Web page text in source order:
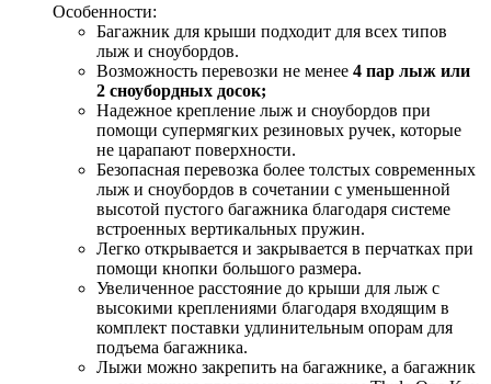
Особенности:
Багажник для крыши подходит для всех типов
лыж и сноубордов.
Возможность перевозки не менее 4 пар лыж или
2 сноубордных досок;
Надежное крепление лыж и сноубордов при
помощи супермягких резиновых ручек, которые
не царапают поверхности.
Безопасная перевозка более толстых современных
лыж и сноубордов в сочетании с уменьшенной
высотой пустого багажника благодаря системе
встроенных вертикальных пружин.
Легко открывается и закрывается в перчатках при
помощи кнопки большого размера.
Увеличенное расстояние до крыши для лыж с
высокими креплениями благодаря входящим в
комплект поставки удлинительным опорам для
подъема багажника.
Лыжи можно закрепить на багажнике, а багажник